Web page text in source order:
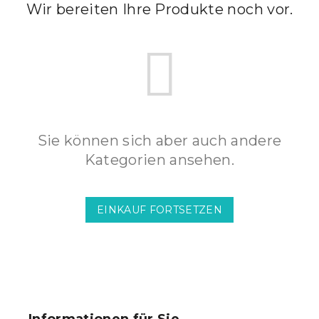
Wir bereiten Ihre Produkte noch vor.
Sie können sich aber auch andere
Kategorien ansehen.
EINKAUF FORTSETZEN